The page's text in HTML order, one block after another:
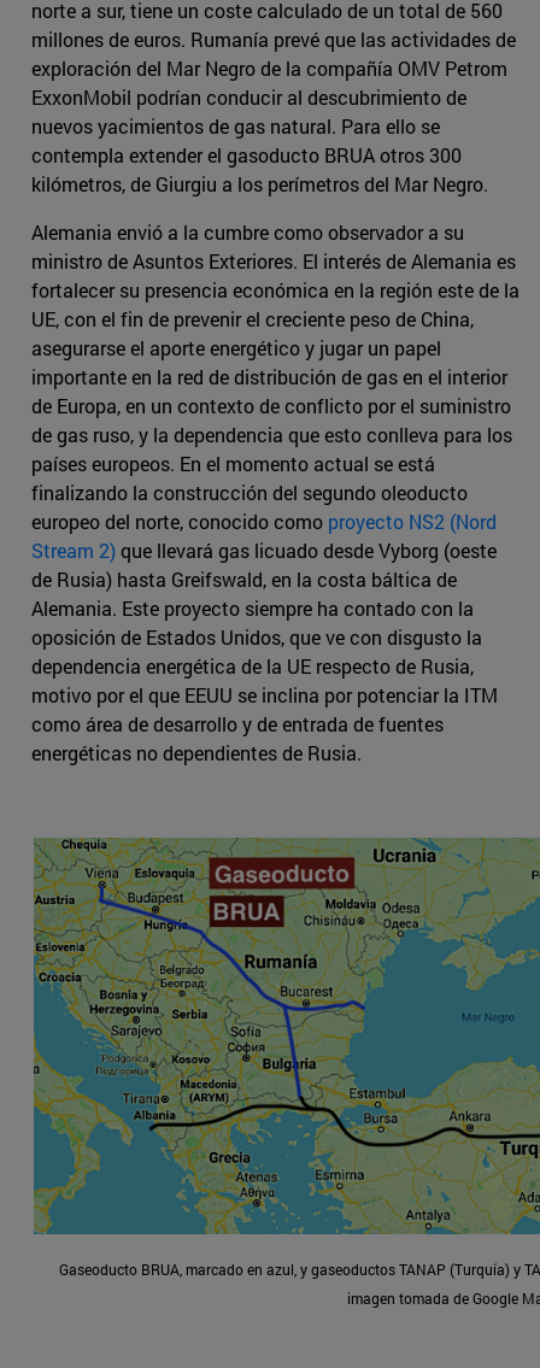
norte a sur, tiene un coste calculado de un total de 560
millones de euros. Rumanía prevé que las actividades de
exploración del Mar Negro de la compañía OMV Petrom
ExxonMobil podrían conducir al descubrimiento de
nuevos yacimientos de gas natural. Para ello se
contempla extender el gasoducto BRUA otros 300
kilómetros, de Giurgiu a los perímetros del Mar Negro.
Alemania envió a la cumbre como observador a su
ministro de Asuntos Exteriores. El interés de Alemania es
fortalecer su presencia económica en la región este de la
UE, con el fin de prevenir el creciente peso de China,
asegurarse el aporte energético y jugar un papel
importante en la red de distribución de gas en el interior
de Europa, en un contexto de conflicto por el suministro
de gas ruso, y la dependencia que esto conlleva para los
países europeos. En el momento actual se está
finalizando la construcción del segundo oleoducto
europeo del norte, conocido como proyecto NS2 (Nord
Stream 2)que llevará gas licuado desde Vyborg (oeste
de Rusia) hasta Greifswald, en la costa báltica de
Alemania. Este proyecto siempre ha contado con la
oposición de Estados Unidos, que ve con disgusto la
dependencia energética de la UE respecto de Rusia,
motivo por el que EEUU se inclina por potenciar la ITM
como área de desarrollo y de entrada de fuentes
energéticas no dependientes de Rusia.
Gaseoducto BRUA, marcado en azul, y gaseoductos TANAP (Turquía) y
imagen tomada de Google